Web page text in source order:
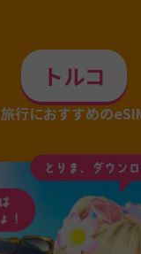
トルコ
旅行におすすめの